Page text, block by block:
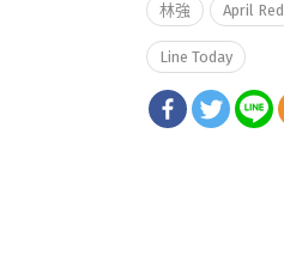
林強 April Red
Line Today